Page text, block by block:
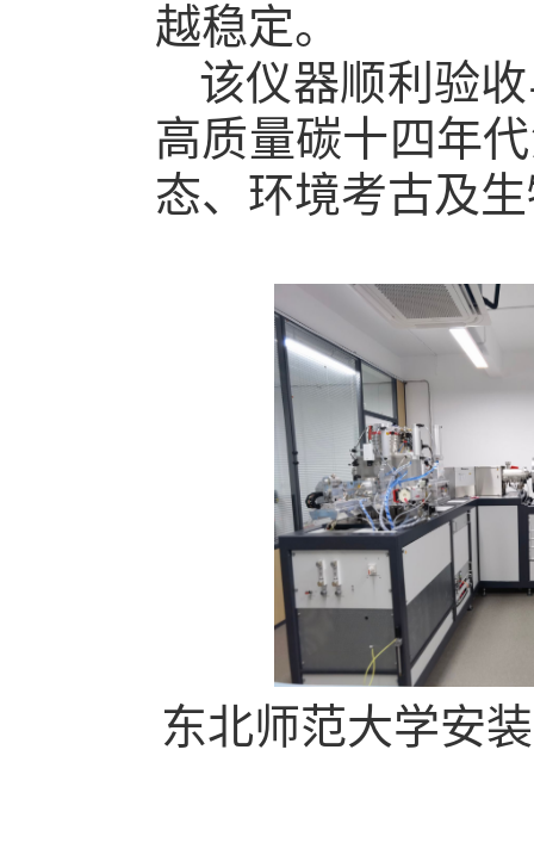
越稳定。
该仪器顺利验
高质量碳十四年
态、环境考古及
东北师范大学安